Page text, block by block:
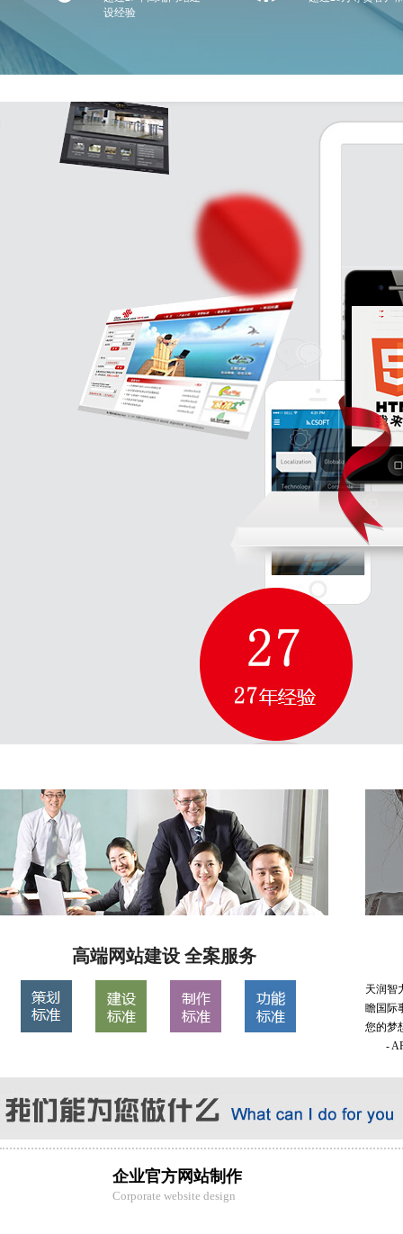
设经验
高端网站建设 全案服务
天润智
瞻国际
您的梦
-
企业官方网站制作
Corporate website design